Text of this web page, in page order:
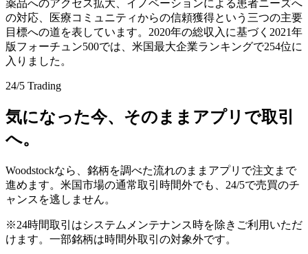
薬品へのアクセス拡大、イノベーションによる患者ニーズへ
の対応、医療コミュニティからの信頼獲得という三つの主要
目標への道を表しています。2020年の総収入に基づく2021年
版フォーチュン500では、米国最大企業ランキングで254位に
入りました。
24/5 Trading
気になった今、そのままアプリで取引
へ。
Woodstockなら、銘柄を調べた流れのままアプリで注文まで
進めます。米国市場の通常取引時間外でも、24/5で売買のチ
ャンスを逃しません。
※24時間取引はシステムメンテナンス時を除きご利用いただ
けます。一部銘柄は時間外取引の対象外です。